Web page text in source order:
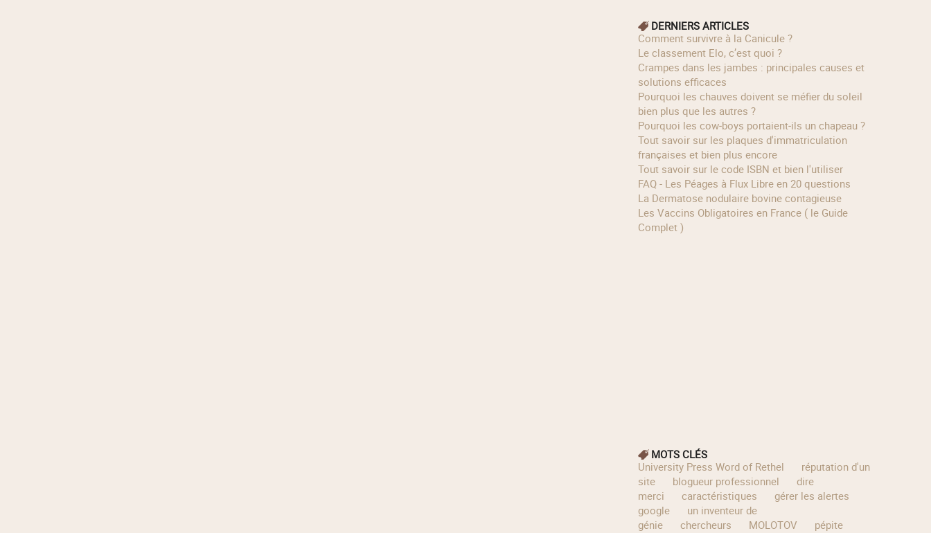
DERNIERS ARTICLES
Comment survivre à la Canicule ?
Le classement Elo, c’est quoi ?
Crampes dans les jambes : principales causes et
solutions efficaces
Pourquoi les chauves doivent se méfier du soleil
bien plus que les autres ?
Pourquoi les cow‑boys portaient‑ils un chapeau ?
Tout savoir sur les plaques d'immatriculation
françaises et bien plus encore
Tout savoir sur le code ISBN et bien l'utiliser
FAQ - Les Péages à Flux Libre en 20 questions
La Dermatose nodulaire bovine contagieuse
Les Vaccins Obligatoires en France ( le Guide
Complet )
MOTS CLÉS
University Press Word of Rethel
réputation d'un
site
blogueur professionnel
dire
merci
caractéristiques
gérer les alertes
google
un inventeur de
génie
chercheurs MOLOTOV pépite